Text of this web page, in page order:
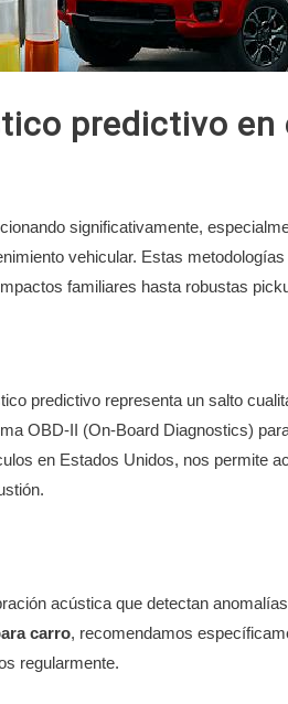
predictivo
significativamente,
vehicular. Estas
familiares hasta robustas
predictivo representa un salto
OBD-II (On-Board Diagnostics)
en Estados Unidos, nos permite
acústica que detectan
carro, recomendamos
regularmente.